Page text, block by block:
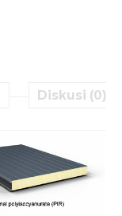
Diskusi (0)